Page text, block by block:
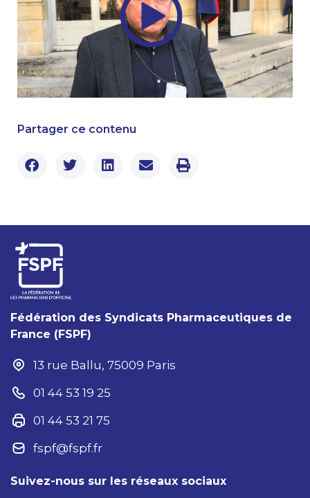
Partager ce contenu
Fédération des Syndicats Pharmaceutiques de
France (FSPF)
13 rue Ballu, 75009 Paris
01 44 53 19 25
01 44 53 21 75
fspf@fspf.fr
Suivez-nous sur les réseaux sociaux